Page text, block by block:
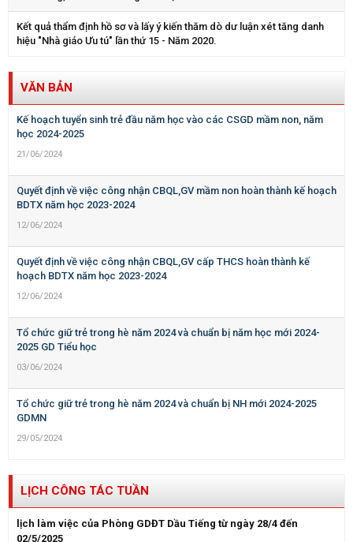
Kết quả thẩm định hồ sơ và lấy ý kiến thăm dò dư luận xét tăng danh
hiệu "Nhà giáo Ưu tú" lần thứ 15 - Năm 2020.
VĂN BẢN
Kế hoạch tuyển sinh trẻ đầu năm học vào các CSGD mầm non, năm
học 2024-2025
21/06/2024
Quyết định về việc công nhận CBQL,GV mầm non hoàn thành kế hoạch
BDTX năm học 2023-2024
12/06/2024
Quyết định về việc công nhận CBQL,GV cấp THCS hoàn thành kế
hoạch BDTX năm học 2023-2024
12/06/2024
Tổ chức giữ trẻ trong hè năm 2024 và chuẩn bị năm học mới 2024-
2025 GD Tiểu học
03/06/2024
Tổ chức giữ trẻ trong hè năm 2024 và chuẩn bị NH mới 2024-2025
GDMN
29/05/2024
LỊCH CÔNG TÁC TUẦN
lịch làm việc của Phòng GDĐT Dầu Tiếng từ ngày 28/4 đến
02/5/2025